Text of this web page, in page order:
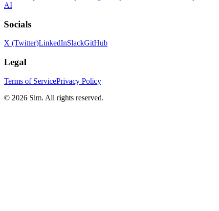
AI
Socials
X (Twitter)LinkedInSlackGitHub
Legal
Terms of ServicePrivacy Policy
© 2026 Sim. All rights reserved.